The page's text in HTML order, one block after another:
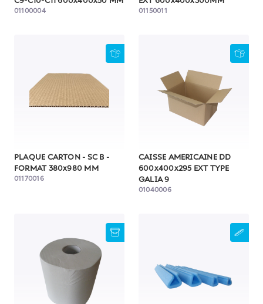
01100004 01150011
PLAQUE CARTON - SC B -
FORMAT 380x980 MM
01170016
CAISSE AMERICAINE DD
600x400x295 EXT TYPE
GALIA 9
01040006